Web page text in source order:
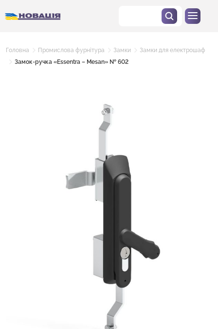
Головна Промислова фурнітура Замки
Замки для електрошаф
Замок-ручка «Essentra – Mesan» № 602